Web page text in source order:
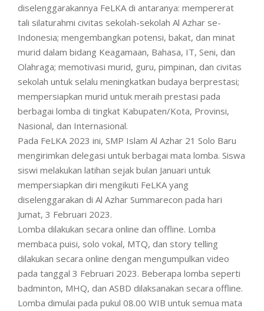
diselenggarakannya FeLKA di antaranya: mempererat
tali silaturahmi civitas sekolah-sekolah Al Azhar se-
Indonesia; mengembangkan potensi, bakat, dan minat
murid dalam bidang Keagamaan, Bahasa, IT, Seni, dan
Olahraga; memotivasi murid, guru, pimpinan, dan civitas
sekolah untuk selalu meningkatkan budaya berprestasi;
mempersiapkan murid untuk meraih prestasi pada
berbagai lomba di tingkat Kabupaten/Kota, Provinsi,
Nasional, dan Internasional.
Pada FeLKA 2023 ini, SMP Islam Al Azhar 21 Solo Baru
mengirimkan delegasi untuk berbagai mata lomba. Siswa
siswi melakukan latihan sejak bulan Januari untuk
mempersiapkan diri mengikuti FeLKA yang
diselenggarakan di Al Azhar Summarecon pada hari
Jumat, 3 Februari 2023.
Lomba dilakukan secara online dan offline. Lomba
membaca puisi, solo vokal, MTQ, dan story telling
dilakukan secara online dengan mengumpulkan video
pada tanggal 3 Februari 2023. Beberapa lomba seperti
badminton, MHQ, dan ASBD dilaksanakan secara offline.
Lomba dimulai pada pukul 08.00 WIB untuk semua mata